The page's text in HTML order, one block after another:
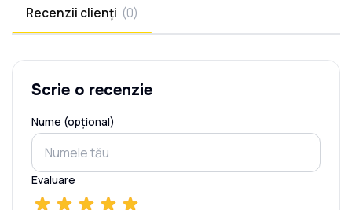
Recenzii clienți (0)
Scrie o recenzie
Nume (opțional)
Evaluare